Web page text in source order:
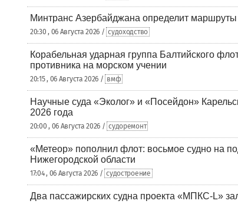
Минтранс Азербайджана определит
20:30 , 06 Августа 2026 / судоходство
Корабельная ударная группа Балтийского
противника на морском учении
20:15 , 06 Августа 2026 / вмф
Научные суда «Эколог» и «Посейдон»
2026 года
20:00 , 06 Августа 2026 / судоремонт
«Метеор» пополнил флот: восьмое судно на
Нижегородской области
17:04 , 06 Августа 2026 / судостроение
Два пассажирских судна проекта «МПКС-L»